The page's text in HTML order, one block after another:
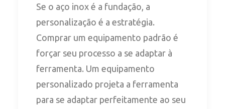
Se o aço inox é a fundação, a
personalização é a estratégia.
Comprar um equipamento padrão é
forçar seu processo a se adaptar à
ferramenta. Um equipamento
personalizado projeta a ferramenta
para se adaptar perfeitamente ao seu